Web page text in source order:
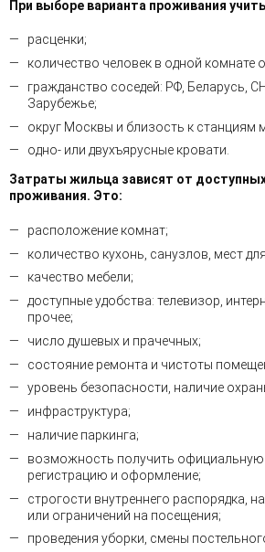
При выборе варианта проживания
расценки;
количество человек в одной комнате
гражданство соседей: РФ, Беларусь,
Зарубежье;
округ Москвы и близость к станциям
одно- или двухъярусные кровати.
Затраты жильца зависят от
проживания. Это:
расположение комнат;
количество кухонь, санузлов, мест
качество мебели;
доступные удобства: телевизор,
прочее;
число душевых и прачечных;
состояние ремонта и чистоты
уровень безопасности, наличие
инфраструктура;
наличие паркинга;
возможность получить
регистрацию и оформление;
строгости внутреннего распорядка,
или ограничений на посещения;
проведения уборки, смены